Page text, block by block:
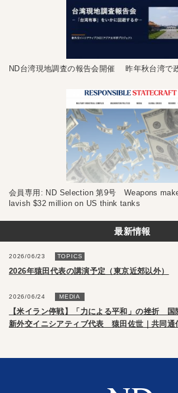
ND台湾現地調査の報告会開催 昨年秋台湾で
会員専用: ND Selection 第9号 Weapons
lavish $32 million on US think tanks
最新情報
2026/06/23 TOPICS
2026年猿田代表の講演予定（東京近郊以外）
2026/06/24 MEDIA
【米イラン停戦】「力による平和」の挫折
新外交イニシアティブ代表 猿田佐世｜共同通